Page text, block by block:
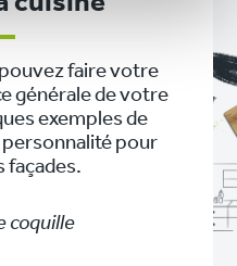
faire votre
générale de votre
exemples de
personnalité pour
façades.
coquille